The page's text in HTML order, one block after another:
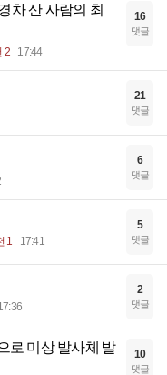
차 산 사람의 최
2 17:44
16
댓글
21
댓글
6
댓글
1 17:41
5
댓글
2
댓글
로 미상 발사체 발
10
댓글